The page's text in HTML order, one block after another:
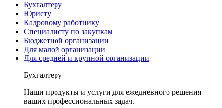
Бухгалтеру
Юристу
Кадровому работнику
Специалисту по закупкам
Бюджетной организации
Для малой организации
Для средней и крупной организации
Бухгалтеру
Наши продукты и услуги для ежедневного решения
ваших профессиональных задач.